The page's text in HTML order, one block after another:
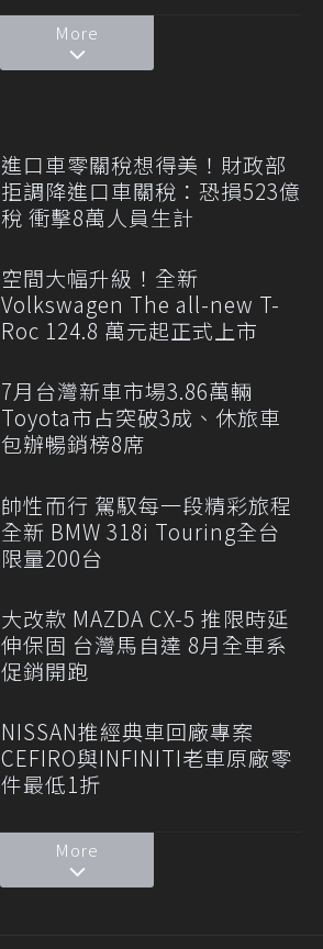
More
進口車零關稅想得美！財政部
拒調降進口車關稅：恐損523億
稅 衝擊8萬人員生計
空間大幅升級！全新
Volkswagen The all-new T-
Roc 124.8 萬元起正式上市
7月台灣新車市場3.86萬輛
Toyota市占突破3成、休旅車
包辦暢銷榜8席
帥性而行 駕馭每一段精彩旅程
全新 BMW 318i Touring全台
限量200台
大改款 MAZDA CX-5 推限時延
伸保固 台灣馬自達 8月全車系
促銷開跑
NISSAN推經典車回廠專案
CEFIRO與INFINITI老車原廠零
件最低1折
More